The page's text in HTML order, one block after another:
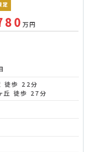
定
万円
徒歩 22分
丘 徒歩 27分